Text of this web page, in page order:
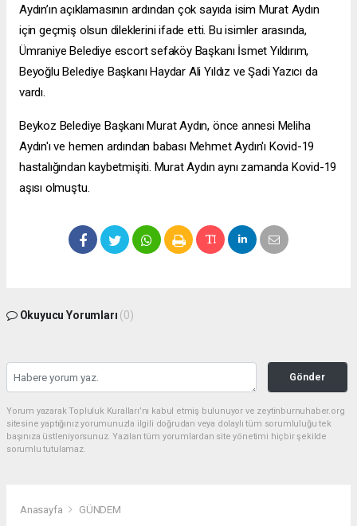
Aydın’ın açıklamasının ardından çok sayıda isim Murat Aydın
için geçmiş olsun dileklerini ifade etti. Bu isimler arasında,
Ümraniye Belediye escort sefaköyBaşkanı İsmet Yıldırım,
Beyoğlu Belediye Başkanı Haydar Ali Yıldız ve Şadi Yazıcı da
vardı.
Beykoz Belediye Başkanı Murat Aydın, önce annesi Meliha
Aydın'ı ve hemen ardından babası Mehmet Aydın'ı Kovid-19
hastalığından kaybetmişiti. Murat Aydın aynı zamanda Kovid-19
aşısı olmuştu.
Okuyucu Yorumları (0)
Gönder
Yorum yazarak Topluluk Kuralları’nı kabul etmiş bulunuyor ve zeytinburnuhaber.org
sitesine yaptığınız yorumunuzla ilgili doğrudan veya dolaylı tüm sorumluluğu tek
başınıza üstleniyorsunuz. Yazılan tüm yorumlardan site yönetimi hiçbir şekilde
sorumlu tutulamaz.
Anasayfa GÜNDEM